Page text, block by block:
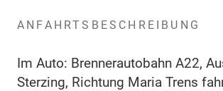
ANFAHRTSBESCHREIBUNG
Im Auto: Brennerautobahn A22,
Sterzing, Richtung Maria Trens